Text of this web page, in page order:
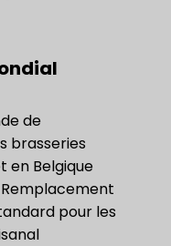
de
brasseries
en Belgique
Remplacement
pour les